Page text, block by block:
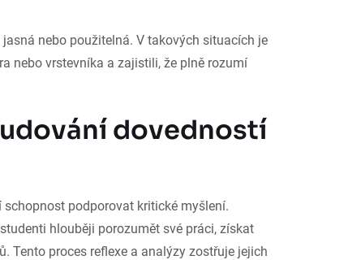
nebo použitelná. V takových situacích je
nebo vrstevníka a zajistili, že plně rozumí
dovedností
podporovat kritické myšlení.
hlouběji porozumět své práci, získat
Tento proces reflexe a analýzy zostřuje jejich